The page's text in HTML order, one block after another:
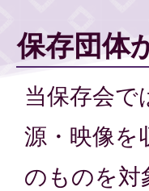
保存団体
当保存会で
源・映像を
のものを対